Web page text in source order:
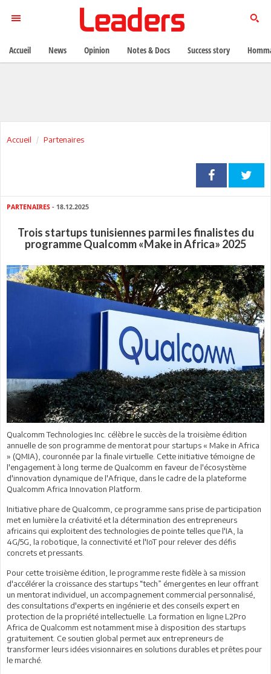
Accueil Partenaires
PARTENAIRES - 18.12.2025
Trois startups tunisiennes parmi les finalistes du
programme Qualcomm «Make in Africa» 2025
Qualcomm Technologies Inc. célèbre le succès de la troisième édition
annuelle de son programme de mentorat pour startups « Make in Africa
» (QMIA), couronnée par la finale virtuelle. Cette initiative témoigne de
l'engagement à long terme de Qualcomm en faveur de l'écosystème
d'innovation dynamique de l'Afrique, dans le cadre de la plateforme
Qualcomm Africa Innovation Platform.
Initiative phare de Qualcomm, ce programme sans prise de participation
met en lumière la créativité et la détermination des entrepreneurs
africains qui exploitent des technologies de pointe telles que l'IA, la
4G/5G, la robotique, la connectivité et l'IoT pour relever des défis
concrets et pressants.
Pour cette troisième édition, le programme reste fidèle à sa mission
d'accélérer la croissance des startups “tech” émergentes en leur offrant
un mentorat individuel, un accompagnement commercial personnalisé,
des consultations d'experts en ingénierie et des conseils expert en
protection de la propriété intellectuelle. La formation en ligne L2Pro
Africa de Qualcomm est notamment mise à disposition des startups
gratuitement. Ce soutien global permet aux entrepreneurs de
transformer leurs idées visionnaires en solutions durables et prêtes pour
le marché.
Accueil News Opinion Notes & Docs Success story